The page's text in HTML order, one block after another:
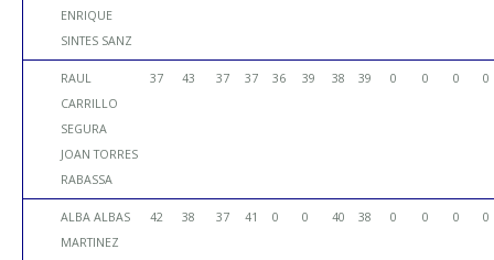
ENRIQUE
SINTES SANZ
RAUL
CARRILLO
SEGURA
JOAN TORRES
RABASSA
37 43 37 37 36 39 38 39 0 0 0 0
ALBA ALBAS
MARTINEZ
42 38 37 41 0 0 40 38 0 0 0 0